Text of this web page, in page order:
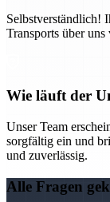
Selbstverständlich!
Transports über uns
Wie läuft der
Unser Team
sorgfältig ein und
und zuverlässig.
Alle Fragen